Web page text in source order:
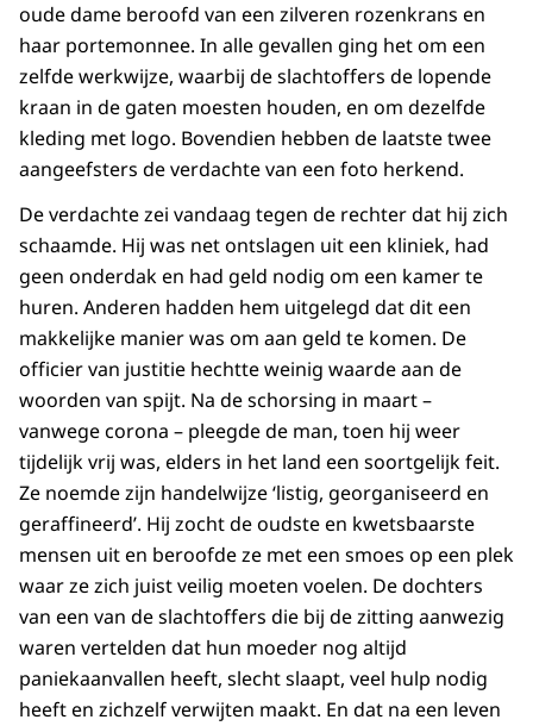
oude dame beroofd van een zilveren rozenkrans en
haar portemonnee. In alle gevallen ging het om een
zelfde werkwijze, waarbij de slachtoffers de lopende
kraan in de gaten moesten houden, en om dezelfde
kleding met logo. Bovendien hebben de laatste twee
aangeefsters de verdachte van een foto herkend.
De verdachte zei vandaag tegen de rechter dat hij zich
schaamde. Hij was net ontslagen uit een kliniek, had
geen onderdak en had geld nodig om een kamer te
huren. Anderen hadden hem uitgelegd dat dit een
makkelijke manier was om aan geld te komen. De
officier van justitie hechtte weinig waarde aan de
woorden van spijt. Na de schorsing in maart –
vanwege corona – pleegde de man, toen hij weer
tijdelijk vrij was, elders in het land een soortgelijk feit.
Ze noemde zijn handelwijze ‘listig, georganiseerd en
geraffineerd’. Hij zocht de oudste en kwetsbaarste
mensen uit en beroofde ze met een smoes op een plek
waar ze zich juist veilig moeten voelen. De dochters
van een van de slachtoffers die bij de zitting aanwezig
waren vertelden dat hun moeder nog altijd
paniekaanvallen heeft, slecht slaapt, veel hulp nodig
heeft en zichzelf verwijten maakt. En dat na een leven